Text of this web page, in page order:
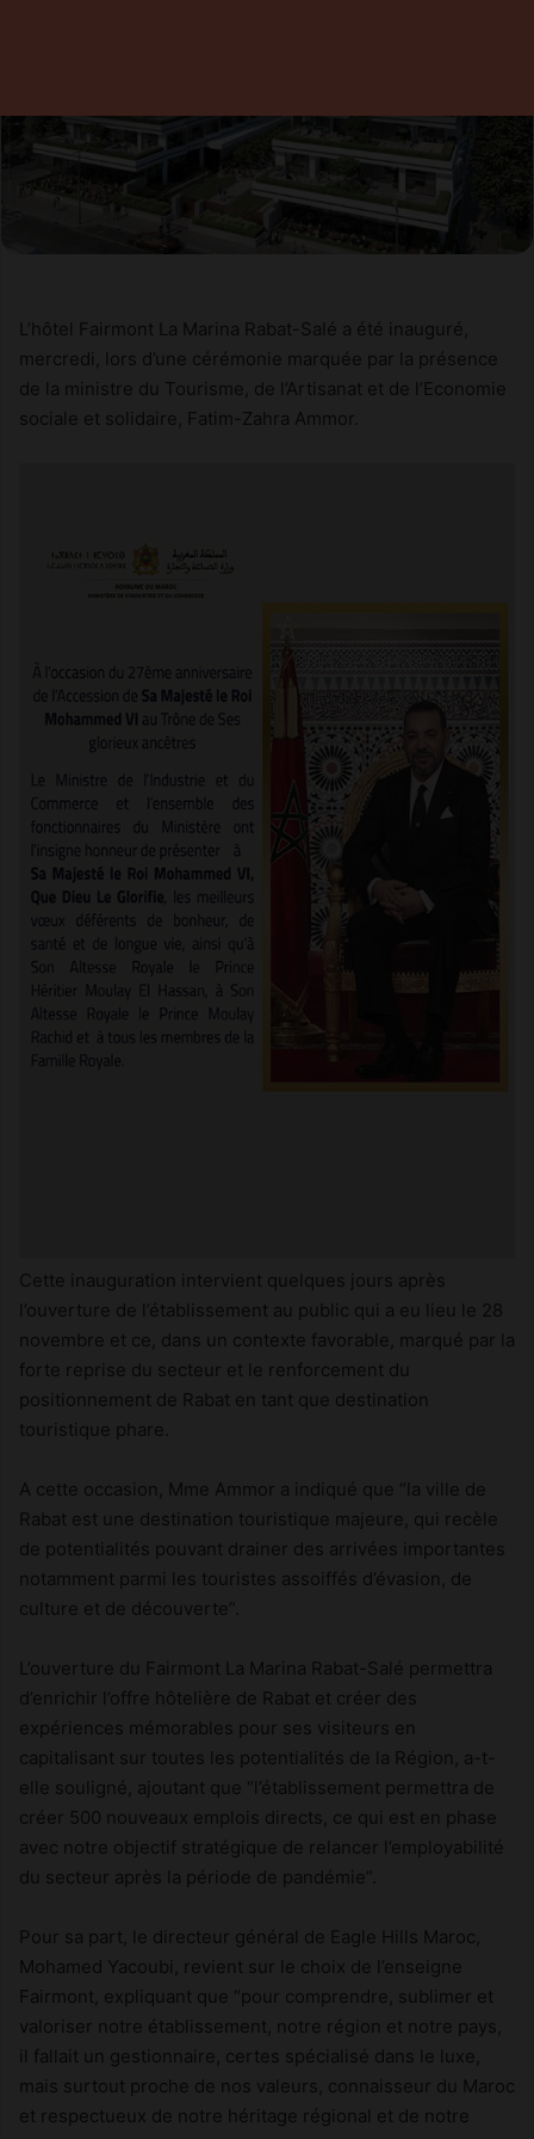
L’hôtel Fairmont La Marina Rabat-Salé a été inauguré,
mercredi, lors d’une cérémonie marquée par la présence
de la ministre du Tourisme, de l’Artisanat et de l’Economie
sociale et solidaire, Fatim-Zahra Ammor.
Cette inauguration intervient quelques jours après
l’ouverture de l’établissement au public qui a eu lieu le 28
novembre et ce, dans un contexte favorable, marqué par la
forte reprise du secteur et le renforcement du
positionnement de Rabat en tant que destination
touristique phare.
A cette occasion, Mme Ammor a indiqué que “la ville de
Rabat est une destination touristique majeure, qui recèle
de potentialités pouvant drainer des arrivées importantes
notamment parmi les touristes assoiffés d’évasion, de
culture et de découverte”.
L’ouverture du Fairmont La Marina Rabat-Salé permettra
d’enrichir l’offre hôtelière de Rabat et créer des
expériences mémorables pour ses visiteurs en
capitalisant sur toutes les potentialités de la Région, a-t-
elle souligné, ajoutant que “l’établissement permettra de
créer 500 nouveaux emplois directs, ce qui est en phase
avec notre objectif stratégique de relancer l’employabilité
du secteur après la période de pandémie”.
Pour sa part, le directeur général de Eagle Hills Maroc,
Mohamed Yacoubi, revient sur le choix de l’enseigne
Fairmont, expliquant que “pour comprendre, sublimer et
valoriser notre établissement, notre région et notre pays,
il fallait un gestionnaire, certes spécialisé dans le luxe,
mais surtout proche de nos valeurs, connaisseur du Maroc
et respectueux de notre héritage régional et de notre